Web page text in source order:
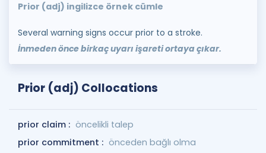
Prior (adj) ingilizce örnek cümle
Several warning signs occur prior to a stroke.
İnmeden önce birkaç uyarı işareti ortaya çıkar.
Prior (adj) Collocations
prior claim : öncelikli talep
prior commitment : önceden bağlı olma